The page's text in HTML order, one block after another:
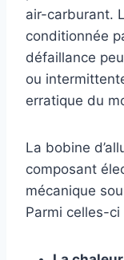
air-carburant.
conditionnée
défaillance
ou
erratique du
La bobine
composant
mécanique
Parmi celles-ci